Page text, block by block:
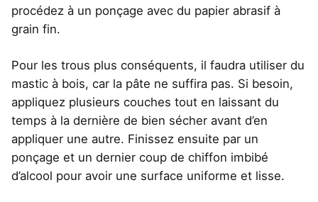
procédez à un ponçage avec du papier abrasif à
grain fin.
Pour les trous plus conséquents, il faudra utiliser du
mastic à bois, car la pâte ne suffira pas. Si besoin,
appliquez plusieurs couches tout en laissant du
temps à la dernière de bien sécher avant d’en
appliquer une autre. Finissez ensuite par un
ponçage et un dernier coup de chiffon imbibé
d’alcool pour avoir une surface uniforme et lisse.